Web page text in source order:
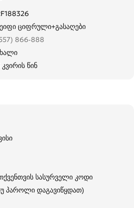
ციფრული+გასაღები
866-888
კვირის წინ
სასურველი კოდი
პაროლი დაგავიწყდათ)